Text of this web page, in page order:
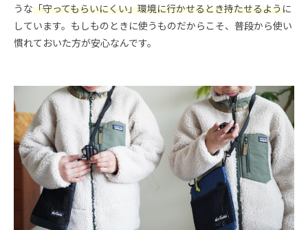
うな「守ってもらいにくい」環境に行かせるとき持たせるように
しています。もしものときに使うものだからこそ、普段から使い
慣れておいた方が安心なんです。